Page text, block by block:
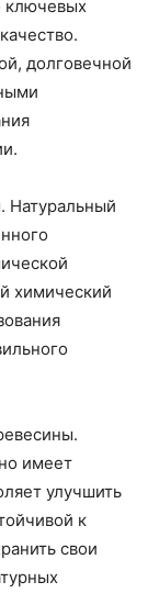
ключевых
долговечной
Натуральный
химический
имеет
улучшить
к
свои